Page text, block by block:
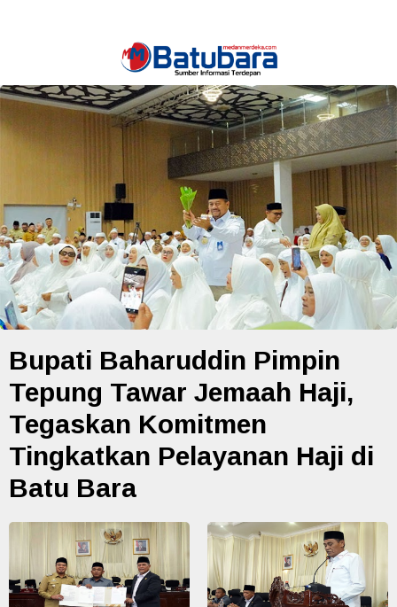
Bupati Baharuddin Pimpin
Tepung Tawar Jemaah Haji,
Tegaskan Komitmen
Tingkatkan Pelayanan Haji di
Batu Bara